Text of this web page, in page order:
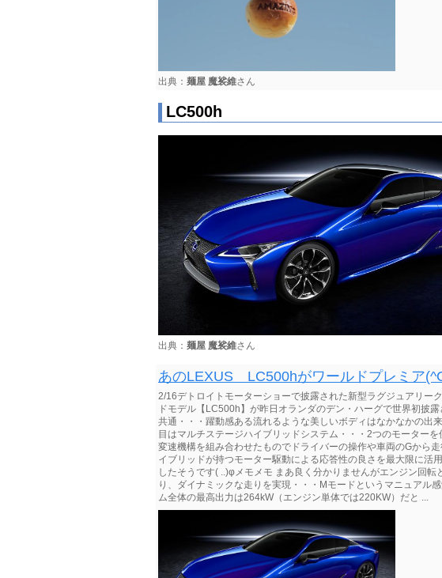
出典： 麺屋 魔裟維さん
LC500h
出典： 麺屋 魔裟維さん
あのLEXUS LC500hがワールドプレミア
2/16デトロイトモーターショーで披露された新型ラグジュアリー
ドモデル【LC500h】が昨日オランダのデン・ハーグで世界初披
共通・・・躍動感ある流れるような美しいボディはなかなかの出
目はマルチステージハイブリッドシステム・・・2つのモーター
変速機構を組み合わせたものでドライバーの操作や車両のGから
イブリッドが持つモーター駆動による応答性の良さを最大限に活
したそうです( ..)φメモメモ まあ良く分かりませんがエンジン回
り、ダイナミックな走りを実現・・・Mモードというマニュアル
ム全体の最高出力は264kW（エンジン単体では220KW）だと ...